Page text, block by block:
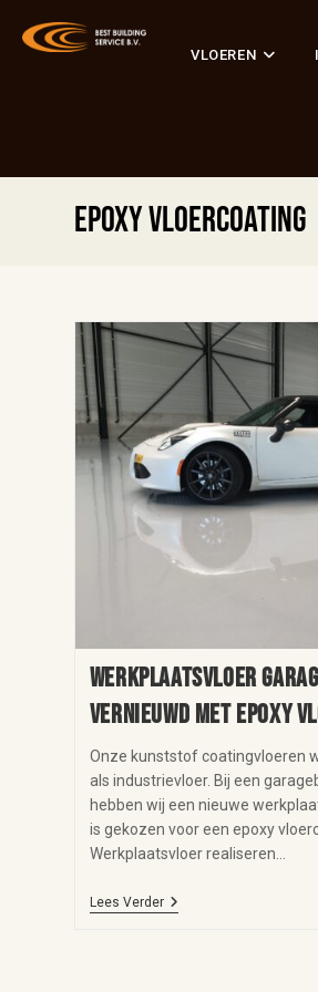
VLOEREN
epoxy vloercoating
Werkplaatsvloer
vernieuwd met epoxy
Onze kunststof coatingvloeren
als industrievloer. Bij een
hebben wij een nieuwe
is gekozen voor een epoxy
Werkplaatsvloer realiseren…
Lees Verder